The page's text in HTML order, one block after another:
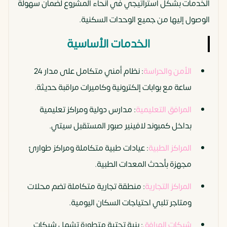
الخدمات بشكل استراتيجي في أنحاء المشروع لضمان سهولة
الوصول إليها من جميع الوحدات السكنية.
الخدمات الأساسية
الأمن والحراسة
: نظام أمني متكامل على مدار 24
ساعة مع بوابات إلكترونية وكاميرات مراقبة حديثة.
المرافق التعليمية: مدارس دولية ومراكز تعليمية
بداخل كمبوند لافينير صبور المستقبل سيتي.
المراكز الطبية: عيادات طبية متكاملة ومراكز طوارئ
مجهزة بأحدث المعدات الطبية.
المراكز التجارية: منطقة تجارية متكاملة تضم محلات
ومتاجر تلبي احتياجات السكان اليومية.